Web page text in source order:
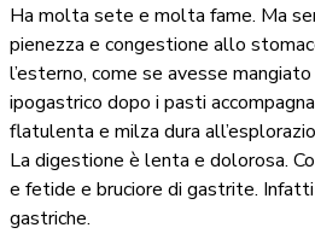
Ha molta sete e molta fame. Ma
pienezza e congestione allo
l’esterno, come se avesse
ipogastrico dopo i pasti
flatulenta e milza dura
La digestione è lenta e dolorosa.
e fetide e bruciore di gastrite.
gastriche.